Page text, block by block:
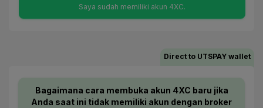
Saya sudah memiliki akun 4XC.
Direct to UTSPAY wallet
Bagaimana cara membuka akun 4XC baru jika
Anda saat ini tidak memiliki akun dengan broker